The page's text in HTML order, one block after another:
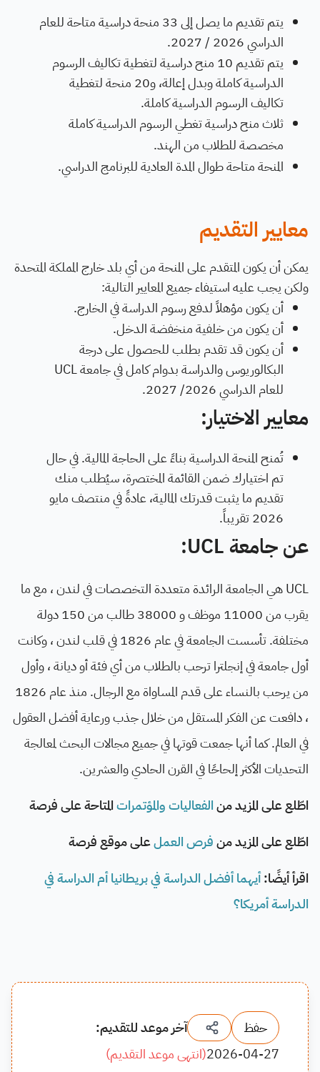
يتم تقديم ما يصل إلى 33 منحة دراسية متاحة للعام
الدراسي 2026 / 2027.
يتم تقديم 10 منح دراسية لتغطية تكاليف الرسوم
الدراسية كاملة وبدل إعالة، و20 منحة لتغطية
تكاليف الرسوم الدراسية كاملة.
ثلاث منح دراسية تغطي الرسوم الدراسية كاملة
مخصصة للطلاب من الهند.
المنحة متاحة طوال المدة العادية للبرنامج الدراسي.
معايير التقديم
يمكن أن يكون المتقدم على المنحة من أي بلد خارج المملكة المتحدة
ولكن يجب عليه استيفاء جميع المعايير التالية:
أن يكون مؤهلاً لدفع رسوم الدراسة في الخارج.
أن يكون من خلفية منخفضة الدخل.
أن يكون قد تقدم بطلب للحصول على درجة
البكالوريوس والدراسة بدوام كامل في جامعة UCL
للعام الدراسي 2026/ 2027.
معايير الاختيار:
تُمنح المنحة الدراسية بناءً على الحاجة المالية. في حال
تم اختيارك ضمن القائمة المختصرة، سيُطلب منك
تقديم ما يثبت قدرتك المالية، عادةً في منتصف مايو
2026 تقريباً.
عن جامعة UCL:
UCL هي الجامعة الرائدة متعددة التخصصات في لندن ، مع ما
يقرب من 11000 موظف و 38000 طالب من 150 دولة
مختلفة. تأسست الجامعة في عام 1826 في قلب لندن ، وكانت
أول جامعة في إنجلترا ترحب بالطلاب من أي فئة أو ديانة ، وأول
من يرحب بالنساء على قدم المساواة مع الرجال. منذ عام 1826
، دافعت عن الفكر المستقل من خلال جذب ورعاية أفضل العقول
في العالم. كما أنها جمعت قوتها في جميع مجالات البحث لمعالجة
التحديات الأكثر إلحاحًا في القرن الحادي والعشرين.
اطّلع على المزيد منالفعاليات والمؤتمراتالمتاحة على فرصة
اطّلع على المزيد منفرص العملعلى موقع فرصة
اقرأ أيضًا:أيهما أفضل الدراسة في بريطانيا أم الدراسة في
الدراسة أمريكا؟
حفظ
آخر موعد للتقديم:
2026-04-27
(انتهى موعد التقديم)